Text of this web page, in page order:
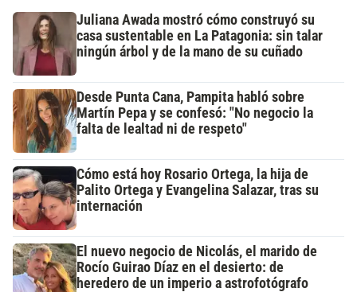
Juliana Awada mostró cómo construyó su
casa sustentable en La Patagonia: sin talar
ningún árbol y de la mano de su cuñado
Desde Punta Cana, Pampita habló sobre
Martín Pepa y se confesó: "No negocio la
falta de lealtad ni de respeto"
Cómo está hoy Rosario Ortega, la hija de
Palito Ortega y Evangelina Salazar, tras su
internación
El nuevo negocio de Nicolás, el marido de
Rocío Guirao Díaz en el desierto: de
heredero de un imperio a astrofotógrafo